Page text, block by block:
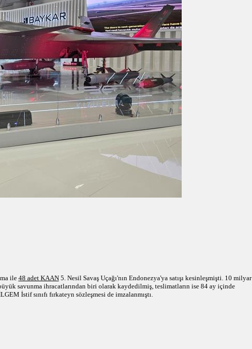
ile 48 adet KAAN5. Nesil Savaş Uçağı'nın Endonezya'ya satışı kesinleşmişti. 10 milyar
savunma ihracatlarından biri olarak kaydedilmiş, teslimatların ise 84 ay içinde
İstif sınıfı fırkateyn sözleşmesi de imzalanmıştı.